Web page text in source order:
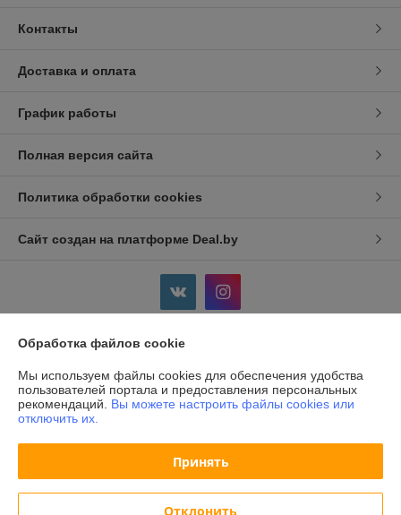
Контакты
Доставка и оплата
График работы
Полная версия сайта
Политика обработки cookies
Сайт создан на платформе Deal.by
Индивидуальный предприниматель:ИП Дершлекас Виктор
Викторович
г. Гродно, ул. Ожешко, д.49, кв. 2.
Регистрационный номер ЕГР: 500486711
Регистрационный орган: Администрация Ленинского р-на г.Гродно
Обработка файлов cookie
Мы используем файлы cookies для обеспечения удобства
пользователей портала и предоставления персональных
рекомендаций. Вы можете настроить файлы cookies или
отключить их.
Принять
Отклонить